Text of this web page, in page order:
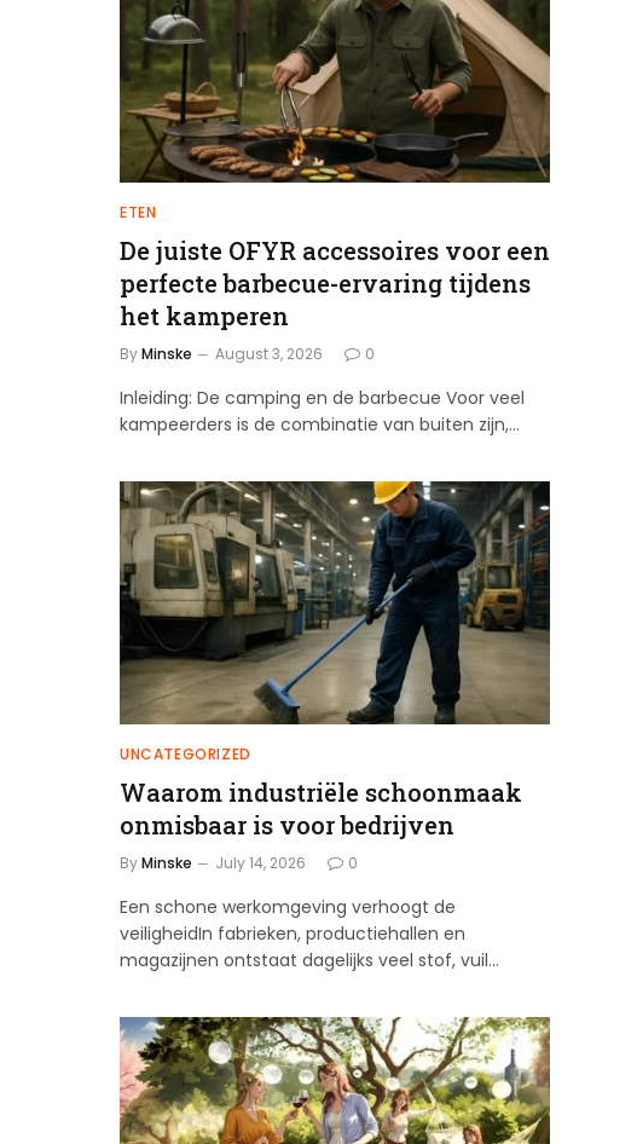
ETEN
De juiste OFYR accessoires voor een
perfecte barbecue-ervaring tijdens
het kamperen
ByMinske August 3, 2026 0
Inleiding: De camping en de barbecue Voor veel
kampeerders is de combinatie van buiten zijn,…
UNCATEGORIZED
Waarom industriële schoonmaak
onmisbaar is voor bedrijven
ByMinske July 14, 2026 0
Een schone werkomgeving verhoogt de
veiligheidIn fabrieken, productiehallen en
magazijnen ontstaat dagelijks veel stof, vuil…